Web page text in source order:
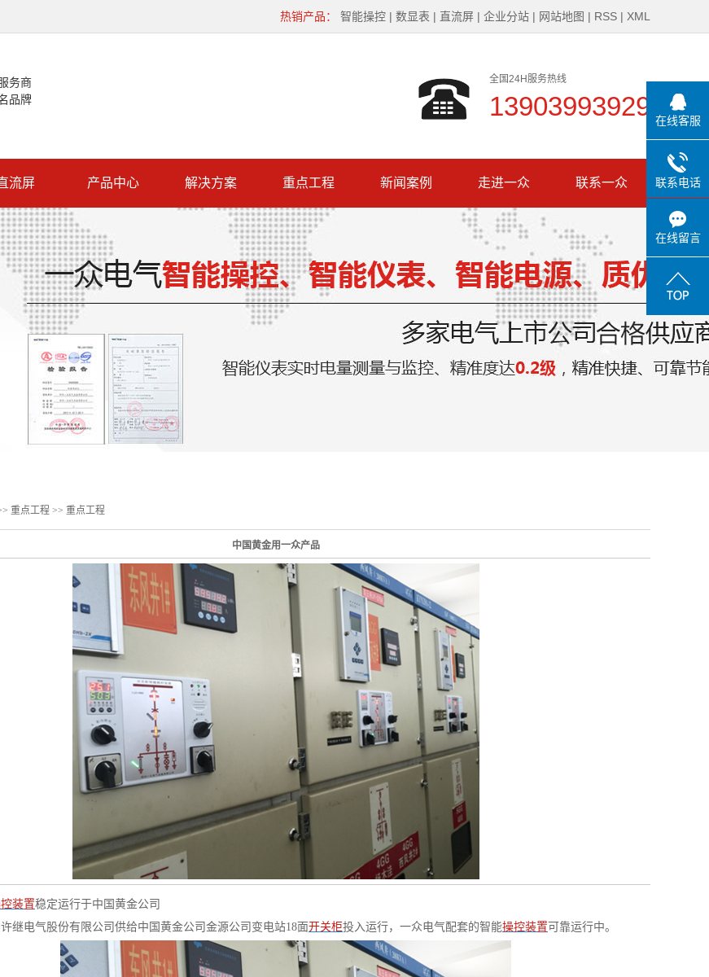
热销产品： 智能操控 | 数显表 | 直流屏 | 企业分站 | 网站地图 | RSS | XML
务商
品牌
全国24H服务热线
13903993929
流屏 产品中心
数显表
直流屏
真空断路器
电气成套设备
解决方案 重点工程
重点工程
新闻案例
技术知识
走进一众
公司简介
企业文化
发展历程
一众风采
资质证书
联系一众
重点工程 >> 重点工程
中国黄金用一众产品
装置稳定运行于中国黄金公司
继电气股份有限公司供给中国黄金公司金源公司变电站18面开关柜投入运行，一众电气配套的智能操控装置 可靠运行中。
在线客服
联系电话
在线留言